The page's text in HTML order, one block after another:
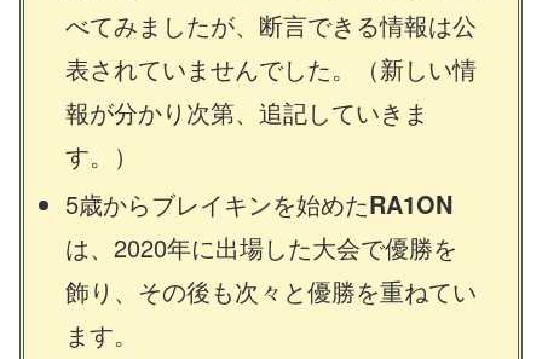
べてみましたが、断言できる情報は公
表されていませんでした。（新しい情
報が分かり次第、追記していきま
す。）
5歳からブレイキンを始めたRA1ON
は、2020年に出場した大会で優勝を
飾り、その後も次々と優勝を重ねてい
ます。